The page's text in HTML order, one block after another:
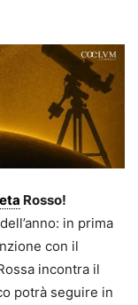
Rosso!
in prima
con il
incontra il
potrà seguire in